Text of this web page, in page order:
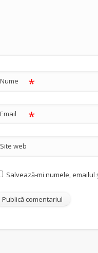
Nume *
Email *
Site web
Salvează-mi numele,